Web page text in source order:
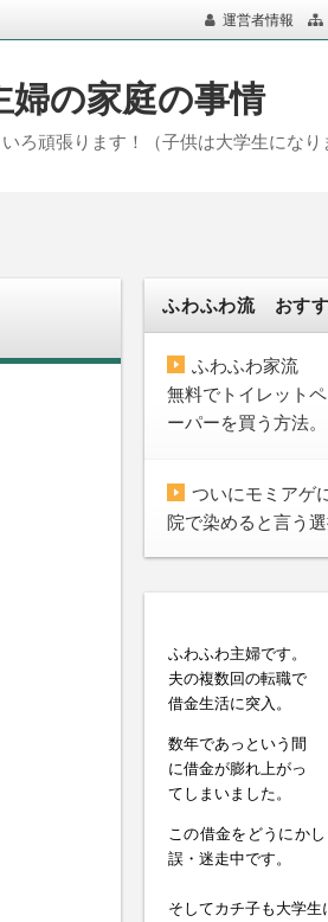
運営者情報
の家庭の事情
ろ頑張ります！（子供は大学生になり
ふわふわ流 おす
ふわふわ家流
無料でトイレットペ
ーパーを買う方法。
ついにモミアゲ
院で染めると言う
ふわふわ主婦です。
夫の複数回の転職で
借金生活に突入。
数年であっという間
に借金が膨れ上がっ
てしまいました。
この借金をどうにか
誤・迷走中です。
そしてカチ子も大学生